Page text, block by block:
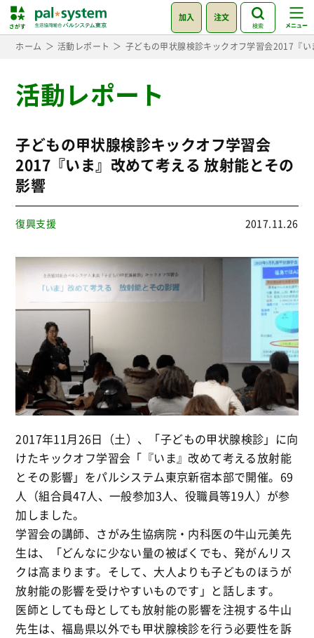
加入 注文
検索
ホーム 活動レポート 子どもの甲状腺検診キックオフ学習会2017『
活動レポート
子どもの甲状腺検診キックオフ学習会
2017『いま』改めて考える 放射能とその
影響
復興支援 2017.11.26
2017年11月26日（土）、「子どもの甲状腺検診」に向
けたキックオフ学習会「『いま』改めて考える放射能
とその影響」をパルシステム東京新宿本部で開催。69
人（組合員47人、一般参加3人、役職員等19人）が参
加しました。
学習会の講師、さがみ生協病院・内科医の牛山元美先
生は、「どんなに少ない量の被ばくでも、発がんリス
クは高まります。そして、大人よりも子どものほうが
放射能の影響を受けやすいものです」と話します。
医師としても母としても放射能の影響を注視する牛山
先生は、福島県以外でも甲状腺検診を行う必要性を訴